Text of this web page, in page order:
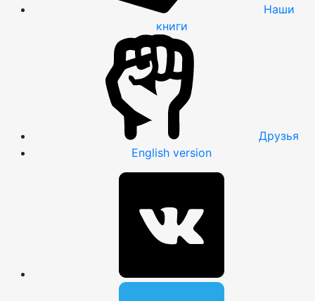
Наши
книги
Друзья
English version